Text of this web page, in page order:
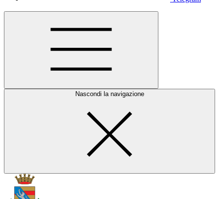
Nascondi la navigazione